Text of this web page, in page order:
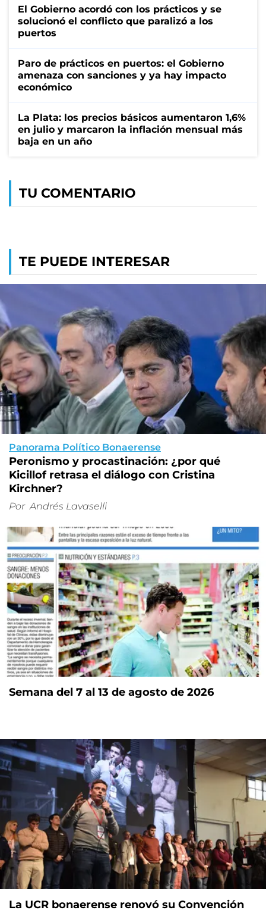
El Gobierno acordó con los prácticos y se
solucionó el conflicto que paralizó a los
puertos
Paro de prácticos en puertos: el Gobierno
amenaza con sanciones y ya hay impacto
económico
La Plata: los precios básicos aumentaron 1,6%
en julio y marcaron la inflación mensual más
baja en un año
TU COMENTARIO
TE PUEDE INTERESAR
Panorama Político Bonaerense
Peronismo y procastinación: ¿por qué
Kicillof retrasa el diálogo con Cristina
Kirchner?
Por Andrés Lavaselli
Semana del 7 al 13 de agosto de 2026
La UCR bonaerense renovó su Convención